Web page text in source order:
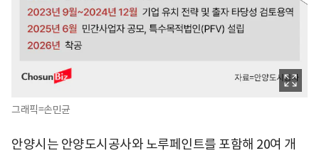
그래픽=손민균
안양시는 안양도시공사와 노루페인트를 포함해 20여 개